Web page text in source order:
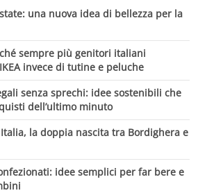
una nuova idea di bellezza per la
sempre più genitori italiani
invece di tutine e peluche
senza sprechi: idee sostenibili che
dell’ultimo minuto
la doppia nascita tra Bordighera e
idee semplici per far bere e